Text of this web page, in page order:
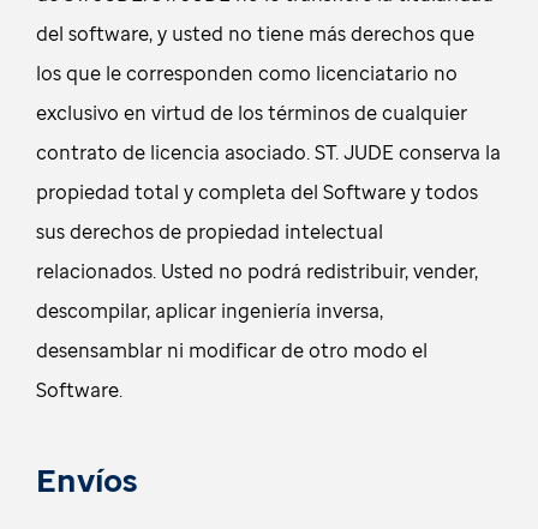
del software, y usted no tiene más derechos que
los que le corresponden como licenciatario no
exclusivo en virtud de los términos de cualquier
contrato de licencia asociado. ST. JUDE conserva la
propiedad total y completa del Software y todos
sus derechos de propiedad intelectual
relacionados. Usted no podrá redistribuir, vender,
descompilar, aplicar ingeniería inversa,
desensamblar ni modificar de otro modo el
Software.
Envíos